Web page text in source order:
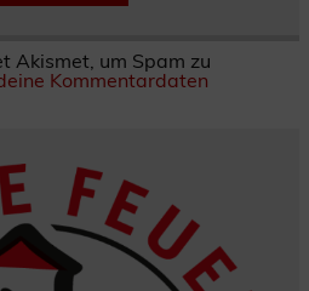
Akismet, um Spam zu
Kommentardaten